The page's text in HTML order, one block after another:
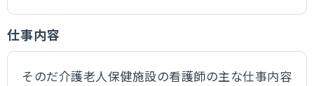
仕事内容
そのだ介護老人保健施設の看護師の主な仕事内容